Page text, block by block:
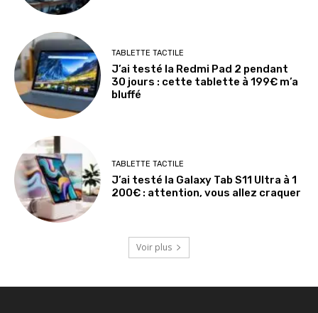
TABLETTE TACTILE
J’ai testé la Redmi Pad 2 pendant
30 jours : cette tablette à 199€ m’a
bluffé
TABLETTE TACTILE
J’ai testé la Galaxy Tab S11 Ultra à 1
200€ : attention, vous allez craquer
Voir plus